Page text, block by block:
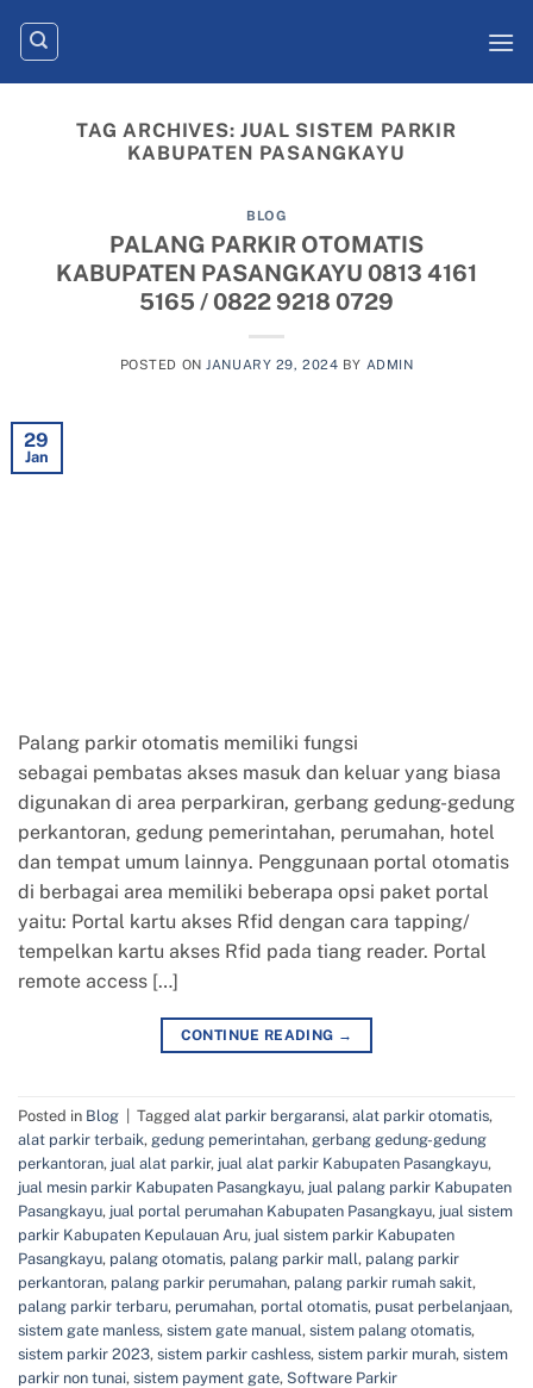
TAG ARCHIVES:JUAL SISTEM PARKIR
KABUPATEN PASANGKAYU
BLOG
PALANG PARKIR OTOMATIS
KABUPATEN PASANGKAYU 0813 4161
5165 / 0822 9218 0729
POSTED ON JANUARY 29, 2024 BY ADMIN
29
Jan
Palang parkir otomatis memiliki fungsi
sebagai pembatas akses masuk dan keluar yang biasa
digunakan di area perparkiran, gerbang gedung-gedung
perkantoran, gedung pemerintahan, perumahan, hotel
dan tempat umum lainnya. Penggunaan portal otomatis
di berbagai area memiliki beberapa opsi paket portal
yaitu: Portal kartu akses Rfid dengan cara tapping/
tempelkan kartu akses Rfid pada tiang reader. Portal
remote access […]
CONTINUE READING →
Posted in Blog Tagged alat parkir bergaransi, alat parkir otomatis,
alat parkir terbaik, gedung pemerintahan, gerbang gedung-gedung
perkantoran, jual alat parkir, jual alat parkir Kabupaten Pasangkayu,
jual mesin parkir Kabupaten Pasangkayu, jual palang parkir Kabupaten
Pasangkayu, jual portal perumahan Kabupaten Pasangkayu, jual sistem
parkir Kabupaten Kepulauan Aru, jual sistem parkir Kabupaten
Pasangkayu, palang otomatis, palang parkir mall, palang parkir
perkantoran, palang parkir perumahan, palang parkir rumah sakit,
palang parkir terbaru, perumahan, portal otomatis, pusat perbelanjaan,
sistem gate manless, sistem gate manual, sistem palang otomatis,
sistem parkir 2023, sistem parkir cashless, sistem parkir murah, sistem
parkir non tunai, sistem payment gate, Software Parkir